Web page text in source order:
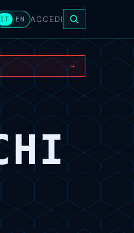
IT EN ACCEDI
→